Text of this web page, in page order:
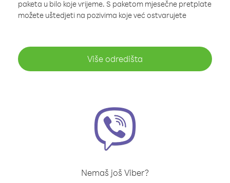
paketa u bilo koje vrijeme. S paketom mjesečne pretplate
možete uštedjeti na pozivima koje već ostvarujete
Više odredišta
Nemaš još Viber?